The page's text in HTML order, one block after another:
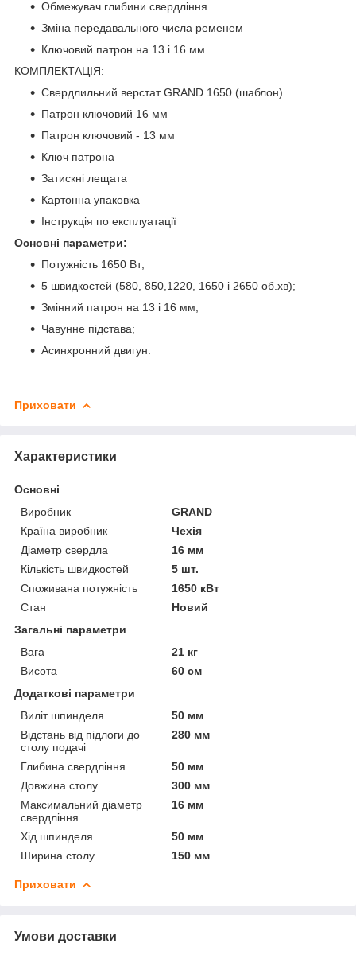
Обмежувач глибини свердління
Зміна передавального числа ременем
Ключовий патрон на 13 і 16 мм
КОМПЛЕКТАЦІЯ:
Свердлильний верстат GRAND 1650 (шаблон)
Патрон ключовий 16 мм
Патрон ключовий - 13 мм
Ключ патрона
Затискні лещата
Картонна упаковка
Інструкція по експлуатації
Основні параметри:
Потужність 1650 Вт;
5 швидкостей (580, 850,1220, 1650 і 2650 об.хв);
Змінний патрон на 13 і 16 мм;
Чавунне підстава;
Асинхронний двигун.
Приховати
Характеристики
Основні
Виробник
GRAND
Країна виробник
Чехія
Діаметр свердла
16 мм
Кількість швидкостей
5 шт.
Споживана потужність
1650 кВт
Стан
Новий
Загальні параметри
Вага
21 кг
Висота
60 см
Додаткові параметри
Виліт шпинделя
50 мм
Відстань від підлоги до
столу подачі
280 мм
Глибина свердління
50 мм
Довжина столу
300 мм
Максимальний діаметр
свердління
16 мм
Хід шпинделя
50 мм
Ширина столу
150 мм
Приховати
Умови доставки